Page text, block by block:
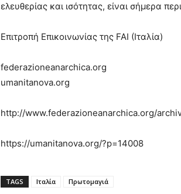
ελευθερίας και ισότητας, είναι σήμερα
Επιτροπή Επικοινωνίας της FAI (Ιταλία)
federazioneanarchica.org
umanitanova.org
http://www.federazioneanarchica.org/
https://umanitanova.org/?p=14008
TAGS Ιταλία Πρωτομαγιά